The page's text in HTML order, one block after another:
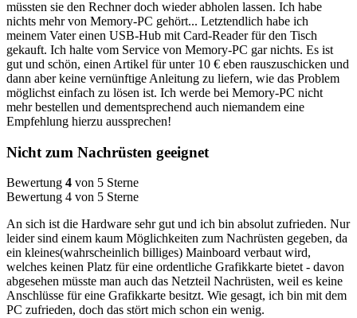
müssten sie den Rechner doch wieder abholen lassen. Ich habe
nichts mehr von Memory-PC gehört... Letztendlich habe ich
meinem Vater einen USB-Hub mit Card-Reader für den Tisch
gekauft. Ich halte vom Service von Memory-PC gar nichts. Es ist
gut und schön, einen Artikel für unter 10 € eben rauszuschicken und
dann aber keine vernünftige Anleitung zu liefern, wie das Problem
möglichst einfach zu lösen ist. Ich werde bei Memory-PC nicht
mehr bestellen und dementsprechend auch niemandem eine
Empfehlung hierzu aussprechen!
Nicht zum Nachrüsten geeignet
Bewertung 4 von 5 Sterne
Bewertung 4 von 5 Sterne
An sich ist die Hardware sehr gut und ich bin absolut zufrieden. Nur
leider sind einem kaum Möglichkeiten zum Nachrüsten gegeben, da
ein kleines(wahrscheinlich billiges) Mainboard verbaut wird,
welches keinen Platz für eine ordentliche Grafikkarte bietet - davon
abgesehen müsste man auch das Netzteil Nachrüsten, weil es keine
Anschlüsse für eine Grafikkarte besitzt. Wie gesagt, ich bin mit dem
PC zufrieden, doch das stört mich schon ein wenig.